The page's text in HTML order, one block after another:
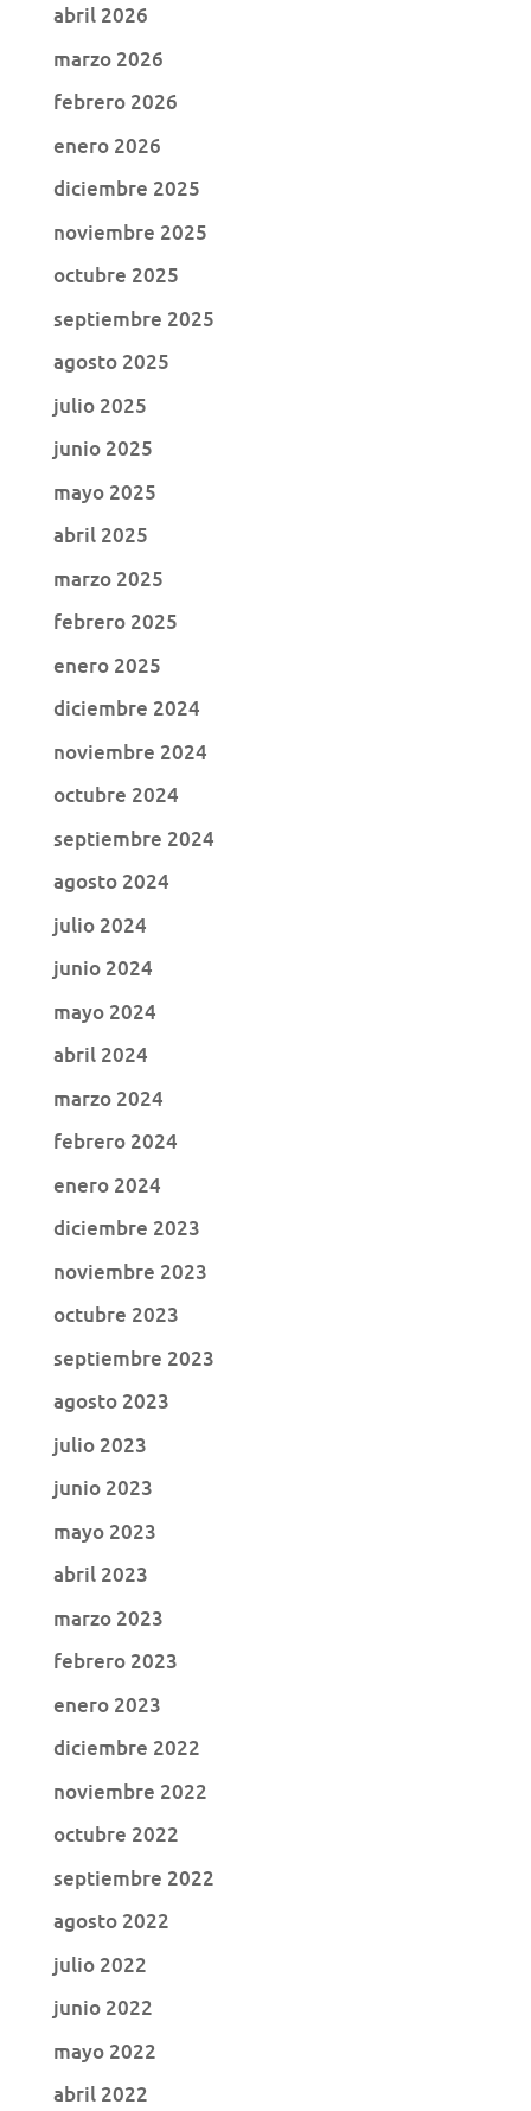
abril 2026
marzo 2026
febrero 2026
enero 2026
diciembre 2025
noviembre 2025
octubre 2025
septiembre 2025
agosto 2025
julio 2025
junio 2025
mayo 2025
abril 2025
marzo 2025
febrero 2025
enero 2025
diciembre 2024
noviembre 2024
octubre 2024
septiembre 2024
agosto 2024
julio 2024
junio 2024
mayo 2024
abril 2024
marzo 2024
febrero 2024
enero 2024
diciembre 2023
noviembre 2023
octubre 2023
septiembre 2023
agosto 2023
julio 2023
junio 2023
mayo 2023
abril 2023
marzo 2023
febrero 2023
enero 2023
diciembre 2022
noviembre 2022
octubre 2022
septiembre 2022
agosto 2022
julio 2022
junio 2022
mayo 2022
abril 2022